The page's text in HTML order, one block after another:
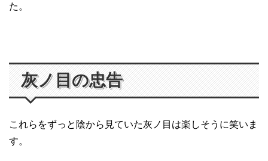
た。
灰ノ目の忠告
これらをずっと陰から見ていた灰ノ目は楽しそうに笑いま
す。